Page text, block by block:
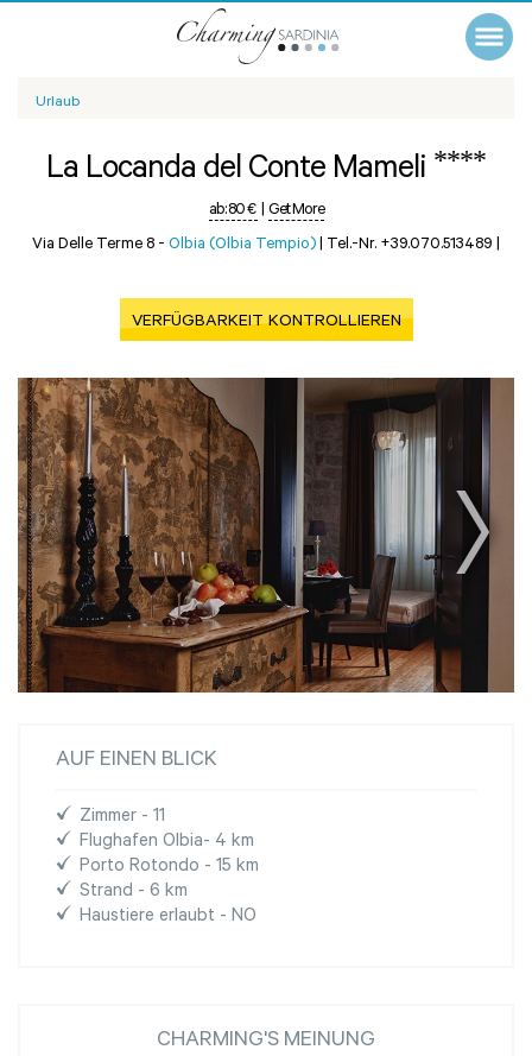
Urlaub
La Locanda del Conte Mameli ****
ab:80 € | Get More
Via Delle Terme 8 - Olbia (Olbia Tempio) | Tel.-Nr. +39.070.513489 |
VERFÜGBARKEIT KONTROLLIEREN
AUF EINEN BLICK
Zimmer - 11
Flughafen Olbia- 4 km
Porto Rotondo - 15 km
Strand - 6 km
Haustiere erlaubt - NO
CHARMING'S MEINUNG